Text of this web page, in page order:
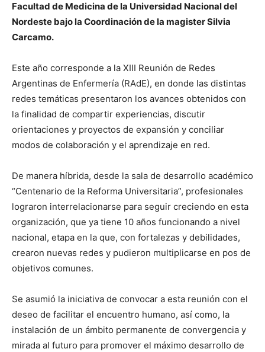
Facultad de Medicina de la Universidad Nacional del
Nordeste bajo la Coordinación de la magister Silvia
Carcamo.
Este año corresponde a la XIII Reunión de Redes
Argentinas de Enfermería (RAdE), en donde las distintas
redes temáticas presentaron los avances obtenidos con
la finalidad de compartir experiencias, discutir
orientaciones y proyectos de expansión y conciliar
modos de colaboración y el aprendizaje en red.
De manera híbrida, desde la sala de desarrollo académico
“Centenario de la Reforma Universitaria”, profesionales
lograron interrelacionarse para seguir creciendo en esta
organización, que ya tiene 10 años funcionando a nivel
nacional, etapa en la que, con fortalezas y debilidades,
crearon nuevas redes y pudieron multiplicarse en pos de
objetivos comunes.
Se asumió la iniciativa de convocar a esta reunión con el
deseo de facilitar el encuentro humano, así como, la
instalación de un ámbito permanente de convergencia y
mirada al futuro para promover el máximo desarrollo de